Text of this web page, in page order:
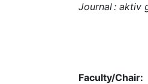
Journal : aktiv
Faculty/Chair: